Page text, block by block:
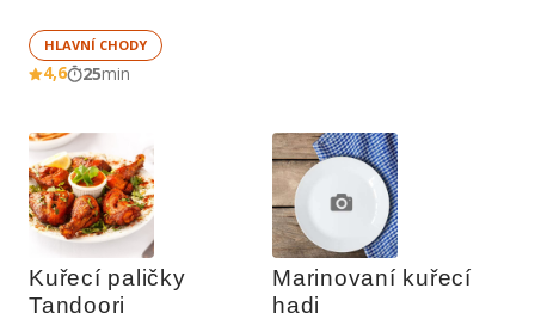
HLAVNÍ CHODY
4,6 25min
Kuřecí paličky
Tandoori
Marinovaní kuřecí
hadi